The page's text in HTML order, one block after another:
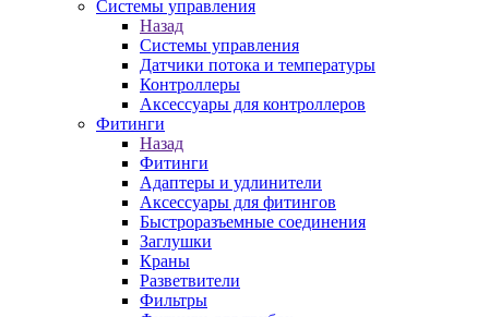
Системы управления
Назад
Системы управления
Датчики потока и температуры
Контроллеры
Аксессуары для контроллеров
Фитинги
Назад
Фитинги
Адаптеры и удлинители
Аксессуары для фитингов
Быстроразъемные соединения
Заглушки
Краны
Разветвители
Фильтры